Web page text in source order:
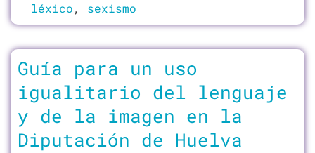
léxico, sexismo
Guía para un uso
igualitario del lenguaje
y de la imagen en la
Diputación de Huelva